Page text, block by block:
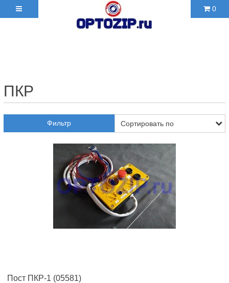
0
ПКР
Фильтр
Пост ПКР-1 (05581)